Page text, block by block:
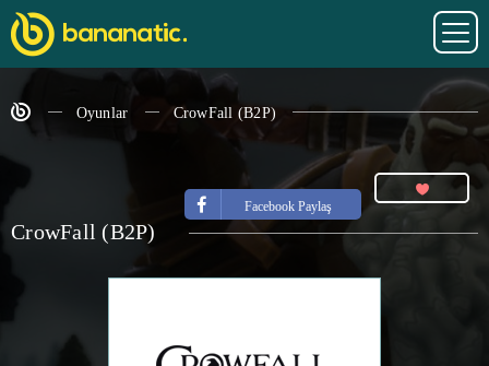
Oyunlar CrowFall (B2P)
Facebook Paylaş
CrowFall (B2P)